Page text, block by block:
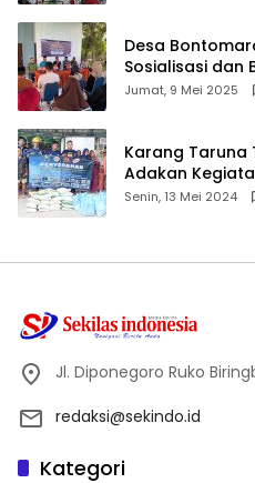
Desa
Sosialisasi dan
ID
Jumat, 9 Mei 2025
Karang Taruna
Adakan
Dhuafa dan
Senin, 13 Mei 2024
Jl. Diponegoro Ruko
redaksi@sekindo.id
Kategori